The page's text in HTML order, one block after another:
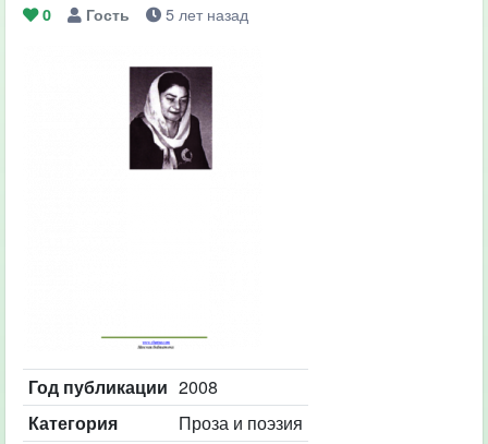
0 Гость 5 лет назад
Год публикации 2008
Категория
Проза и поэзия